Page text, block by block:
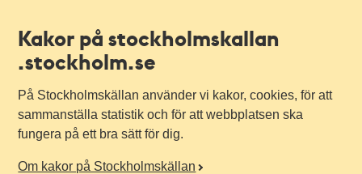
Kakor på stockholmskallan
.stockholm.se
På Stockholmskällan använder vi kakor, cookies, för att
sammanställa statistik och för att webbplatsen ska
fungera på ett bra sätt för dig.
Om kakor på Stockholmskällan